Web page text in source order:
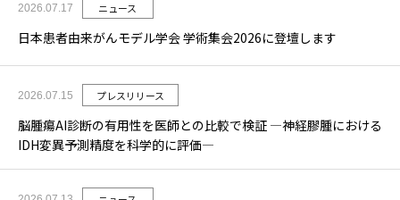
2026.07.17 ニュース
日本患者由来がんモデル学会 学術集会2026に登壇します
2026.07.15 プレスリリース
脳腫瘍AI診断の有用性を医師との比較で検証 ―神経膠腫における
IDH変異予測精度を科学的に評価―